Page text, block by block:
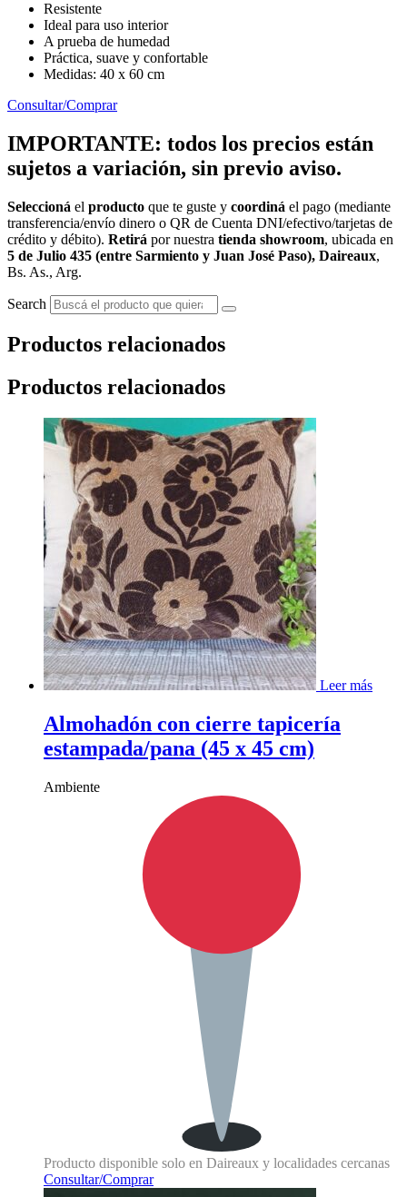
Resistente
Ideal para uso interior
A prueba de humedad
Práctica, suave y confortable
Medidas: 40 x 60 cm
Consultar/Comprar
IMPORTANTE: todos los precios están
sujetos a variación, sin previo aviso.
Seleccioná el producto que te guste y coordiná el pago (mediante
transferencia/envío dinero o QR de Cuenta DNI/efectivo/tarjetas de
crédito y débito). Retirá por nuestra tienda showroom, ubicada en
5 de Julio 435 (entre Sarmiento y Juan José Paso), Daireaux,
Bs. As., Arg.
Search
Productos relacionados
Productos relacionados
Leer más
Almohadón con cierre tapicería
estampada/pana (45 x 45 cm)
Ambiente
Producto disponible solo en Daireaux y localidades cercanas
Consultar/Comprar